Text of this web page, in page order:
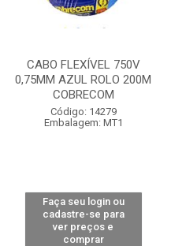
CABO FLEXÍVEL 750V
0,75MM AZUL ROLO 200M
COBRECOM
Código: 14279
Embalagem: MT1
Faça seu login ou
cadastre-se para
ver preços e
comprar